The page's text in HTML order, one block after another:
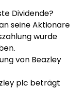
Dividende?
seine Aktionäre
wurde
von Beazley
plc beträgt